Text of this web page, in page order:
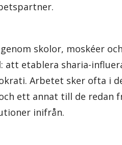
skolor, moskéer och
att etablera sharia-
Arbetet sker ofta i
ett annat till de redan
inifrån.